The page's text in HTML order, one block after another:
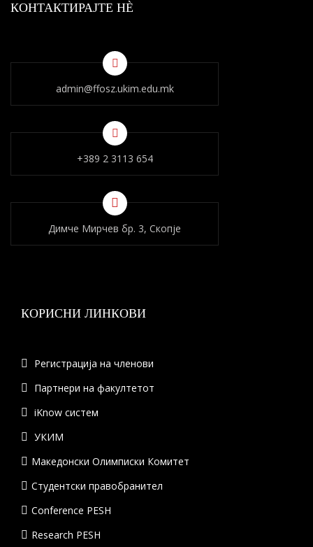
КОНТАКТИРАЈТЕ НÈ
admin@ffosz.ukim.edu.mk
+389 2 3113 654
Димче Мирчев бр. 3, Скопје
КОРИСНИ ЛИНКОВИ
Регистрација на членови
Партнери на факултетот
iKnow систем
УКИМ
Македонски Олимписки Комитет
Студентски правобранител
Conference PESH
Research PESH